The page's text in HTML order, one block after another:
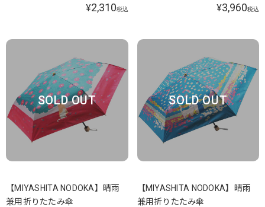
¥2,310税込 ¥3,960税込
SOLD OUT
【MIYASHITA NODOKA】晴雨
兼用折りたたみ傘
SOLD OUT
【MIYASHITA NODOKA】晴雨
兼用折りたたみ傘